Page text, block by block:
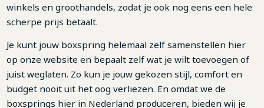
winkels en groothandels, zodat je ook nog eens een hele
scherpe prijs betaalt.
Je kunt jouw boxspring helemaal zelf samenstellen hier
op onze website en bepaalt zelf wat je wilt toevoegen of
juist weglaten. Zo kun je jouw gekozen stijl, comfort en
budget nooit uit het oog verliezen. En omdat we de
boxsprings hier in Nederland produceren, bieden wij je